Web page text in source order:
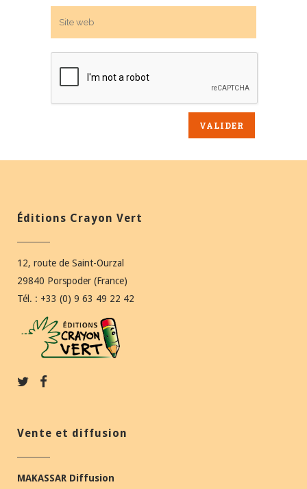
Éditions Crayon Vert
12, route de Saint-Ourzal
29840 Porspoder (France)
Tél. : +33 (0) 9 63 49 22 42
Vente et diffusion
MAKASSAR Diffusion